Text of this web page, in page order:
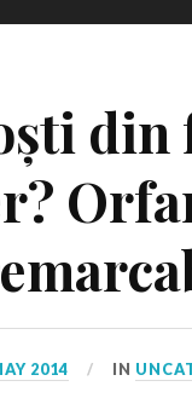
din
2014 IN